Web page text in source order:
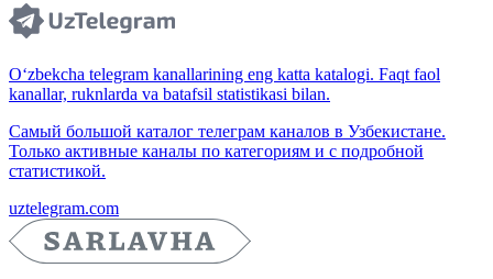
O‘zbekcha telegram kanallarining eng katta katalogi. Faqt faol
kanallar, ruknlarda va batafsil statistikasi bilan.
Самый большой каталог телеграм каналов в Узбекистане.
Только активные каналы по категориям и с подробной
статистикой.
uztelegram.com